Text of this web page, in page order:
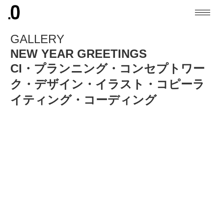
GALLERY
NEW YEAR GREETINGS
CI・プランニング・コンセプトワー
ク・デザイン・イラスト・コピーラ
イティング・コーディング